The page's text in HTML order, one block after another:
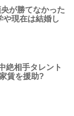
が勝てなかった
や現在は結婚し
絶相手タレント
賃を援助?